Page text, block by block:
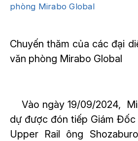
phòng Mirabo Global
Chuyến thăm của các đại
văn phòng Mirabo Global
Vào ngày 19/09/2024,
dự được đón tiếp Giám
Upper Rail ông